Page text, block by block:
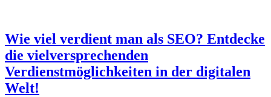
Wie viel verdient man als SEO? Entdecke
die vielversprechenden
Verdienstmöglichkeiten in der digitalen
Welt!